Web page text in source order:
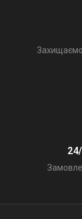
Захищаємо